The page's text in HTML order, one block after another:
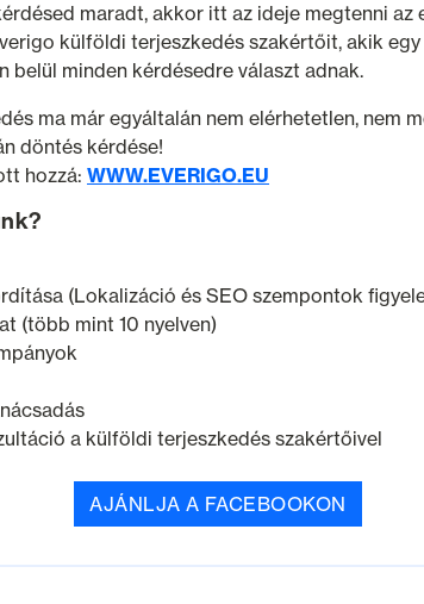
maradt, akkor itt az ideje megtenni az
külföldi terjeszkedés szakértőit, akik egy
belül minden kérdésedre választ adnak.
ma már egyáltalán nem elérhetetlen, nem
döntés kérdése!
hozzá: WWW.EVERIGO.EU
(Lokalizáció és SEO szempontok
(több mint 10 nyelven)
a külföldi terjeszkedés szakértőivel
AJÁNLJA A FACEBOOKON